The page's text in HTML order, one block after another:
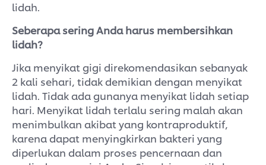
lidah.
Seberapa sering Anda harus membersihkan
lidah?
Jika menyikat gigi direkomendasikan sebanyak
2 kali sehari, tidak demikian dengan menyikat
lidah. Tidak ada gunanya menyikat lidah setiap
hari. Menyikat lidah terlalu sering malah akan
menimbulkan akibat yang kontraproduktif,
karena dapat menyingkirkan bakteri yang
diperlukan dalam proses pencernaan dan